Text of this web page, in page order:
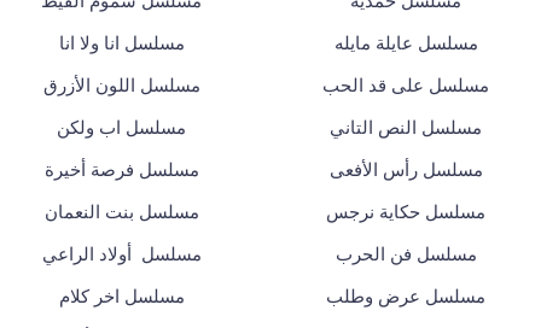
مسلسل عايلة مايله مسلسل انا ولا انا
مسلسل على قد الحب مسلسل اللون الأزرق
مسلسل النص التاني مسلسل اب ولكن
مسلسل رأس الأفعى مسلسل فرصة أخيرة
مسلسل حكاية نرجس مسلسل بنت النعمان
مسلسل فن الحرب مسلسل أولاد الراعي
مسلسل عرض وطلب مسلسل اخر كلام